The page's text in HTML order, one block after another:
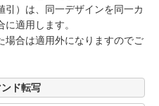
引）は、同一デザインを同一カ
適用します。
場合は適用外になりますのでご
ド転写